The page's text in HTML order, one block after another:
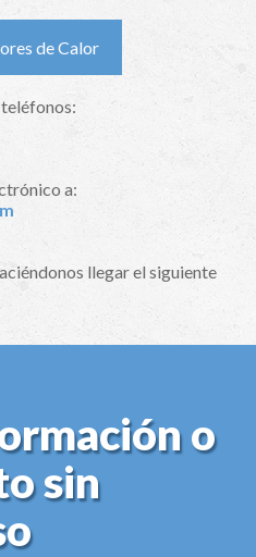
de Calor
a:
llegar el siguiente
o
sin